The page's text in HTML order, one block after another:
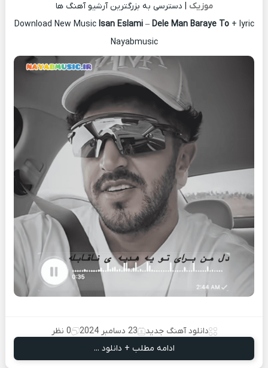
موزیک | دسترسی به بزرگترین آرشیو آهنگ ها
Download New Music Isan Eslami– Dele Man Baraye To+ lyric
Nayabmusic
دانلود آهنگ جدید 23 دسامبر 2024
0 نظر
ادامه مطلب + دانلود ...